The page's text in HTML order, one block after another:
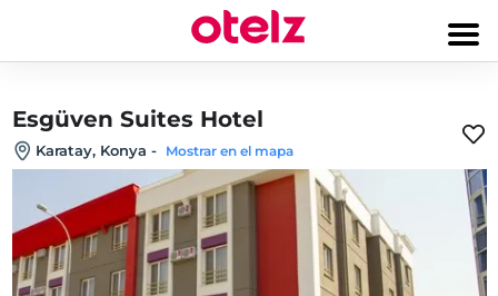
Esgüven Suites Hotel
Karatay, Konya - Mostrar en el mapa